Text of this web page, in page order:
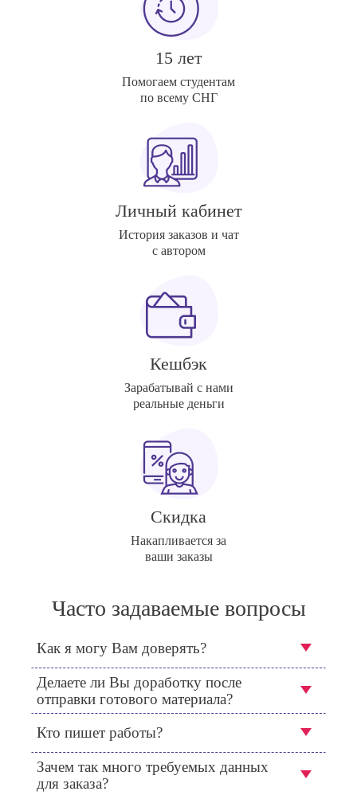
15 лет
Помогаем студентам
по всему СНГ
Личный кабинет
История заказов и чат
с автором
Кешбэк
Зарабатывай с нами
реальные деньги
Скидка
Накапливается за
ваши заказы
Часто задаваемые вопросы
Как я могу Вам доверять?
Делаете ли Вы доработку после
отправки готового материала?
Кто пишет работы?
Зачем так много требуемых данных
для заказа?